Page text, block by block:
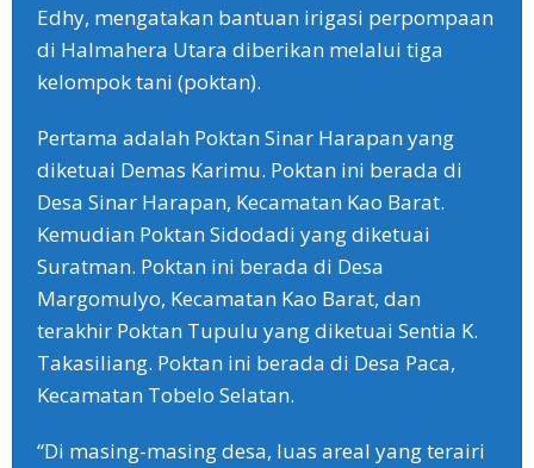
Edhy, mengatakan bantuan irigasi perpompaan
di Halmahera Utara diberikan melalui tiga
kelompok tani (poktan).
Pertama adalah Poktan Sinar Harapan yang
diketuai Demas Karimu. Poktan ini berada di
Desa Sinar Harapan, Kecamatan Kao Barat.
Kemudian Poktan Sidodadi yang diketuai
Suratman. Poktan ini berada di Desa
Margomulyo, Kecamatan Kao Barat, dan
terakhir Poktan Tupulu yang diketuai Sentia K.
Takasiliang. Poktan ini berada di Desa Paca,
Kecamatan Tobelo Selatan.
“Di masing-masing desa, luas areal yang terairi